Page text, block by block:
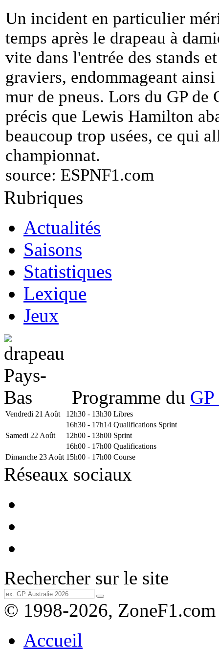
Un incident en particulier
temps après le drapeau à
vite dans l'entrée des stands
graviers, endommageant
mur de pneus. Lors du GP de
précis que Lewis Hamilton
beaucoup trop usées, ce qui
championnat.
source: ESPNF1.com
Rubriques
Actualités
Saisons
Statistiques
Lexique
Jeux
Programme du
Vendredi 21 Août 12h30 - 13h30 Libres
16h30 - 17h14 Qualifications Sprint
Samedi 22 Août
12h00 - 13h00 Sprint
16h00 - 17h00 Qualifications
Dimanche 23 Août 15h00 - 17h00 Course
Réseaux sociaux
Rechercher sur le site
© 1998-2026, ZoneF1.com
Accueil